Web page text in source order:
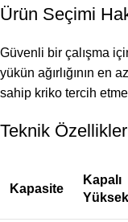
Ürün Seçimi
Güvenli bir çalışma
yükün ağırlığının en az
sahip kriko tercih
Teknik
Kapasite
Kapalı